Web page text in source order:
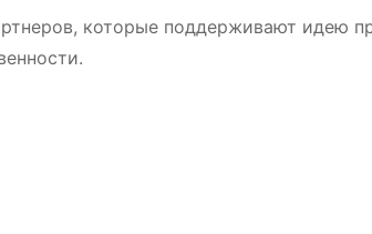
которые поддерживают идею